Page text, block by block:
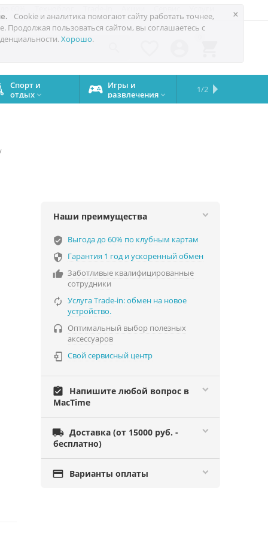
×
Cookie и аналитика помогают сайту работать точнее,
Продолжая пользоваться сайтом, вы соглашаетесь с
Хорошо.
Спорт и
отдых 
Игры и
развлечения 
Сервисный
центр
Сравните
iPhone
Подарки
на все
случаи
Запчасти
Бренды
1/2
Наши преимущества
verified_user Выгода до 60% по клубным картам
 Гарантия 1 год и ускоренный обмен
 Заботливые квалифицированные
сотрудники
 Услуга Trade-in: обмен на новое
устройство.
 Оптимальный выбор полезных
аксессуаров
 Свой сервисный центр
assignment_turned_in
Напишите любой вопрос в
MacTime
 Доставка (от 15000 руб. -
бесплатно)
 Варианты оплаты